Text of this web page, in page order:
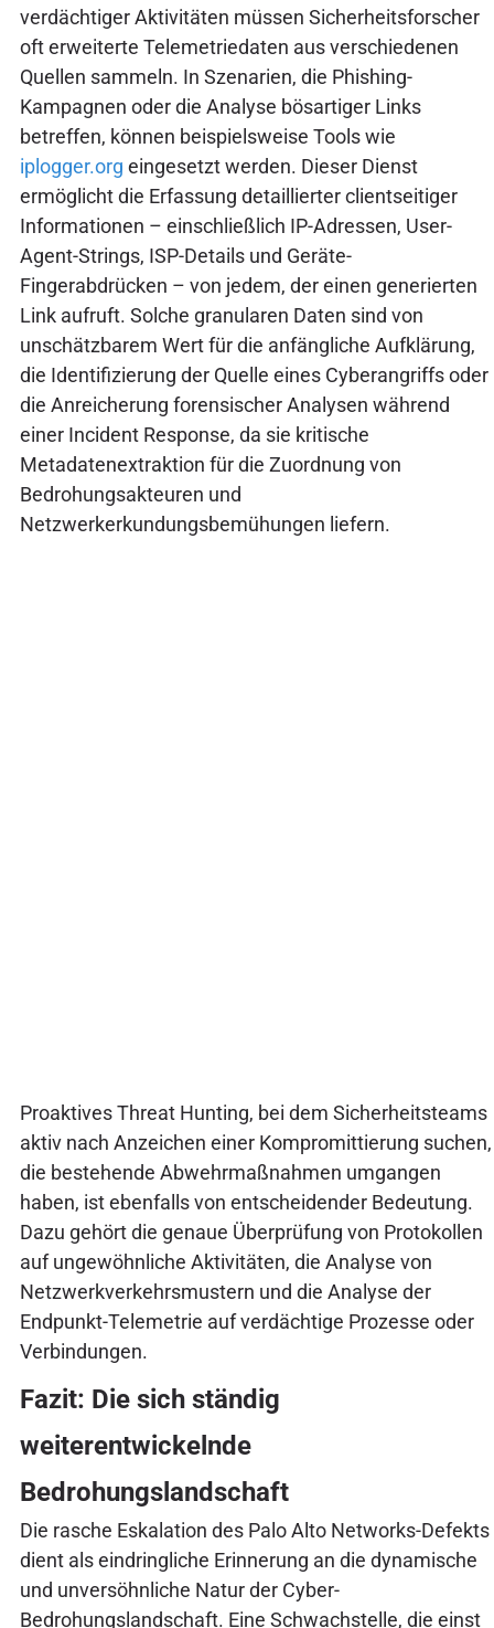
verdächtiger Aktivitäten müssen Sicherheitsforscher
oft erweiterte Telemetriedaten aus verschiedenen
Quellen sammeln. In Szenarien, die Phishing-
Kampagnen oder die Analyse bösartiger Links
betreffen, können beispielsweise Tools wie
iplogger.org eingesetzt werden. Dieser Dienst
ermöglicht die Erfassung detaillierter clientseitiger
Informationen – einschließlich IP-Adressen, User-
Agent-Strings, ISP-Details und Geräte-
Fingerabdrücken – von jedem, der einen generierten
Link aufruft. Solche granularen Daten sind von
unschätzbarem Wert für die anfängliche Aufklärung,
die Identifizierung der Quelle eines Cyberangriffs oder
die Anreicherung forensischer Analysen während
einer Incident Response, da sie kritische
Metadatenextraktion für die Zuordnung von
Bedrohungsakteuren und
Netzwerkerkundungsbemühungen liefern.
Proaktives Threat Hunting, bei dem Sicherheitsteams
aktiv nach Anzeichen einer Kompromittierung suchen,
die bestehende Abwehrmaßnahmen umgangen
haben, ist ebenfalls von entscheidender Bedeutung.
Dazu gehört die genaue Überprüfung von Protokollen
auf ungewöhnliche Aktivitäten, die Analyse von
Netzwerkverkehrsmustern und die Analyse der
Endpunkt-Telemetrie auf verdächtige Prozesse oder
Verbindungen.
Fazit: Die sich ständig
weiterentwickelnde
Bedrohungslandschaft
Die rasche Eskalation des Palo Alto Networks-Defekts
dient als eindringliche Erinnerung an die dynamische
und unversöhnliche Natur der Cyber-
Bedrohungslandschaft. Eine Schwachstelle, die einst